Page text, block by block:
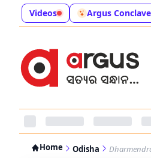
Videos Argus
Home Odisha